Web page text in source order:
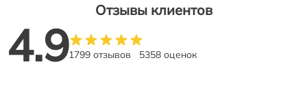
Отзывы клиентов
4.91799 отзывов 5358 оценок